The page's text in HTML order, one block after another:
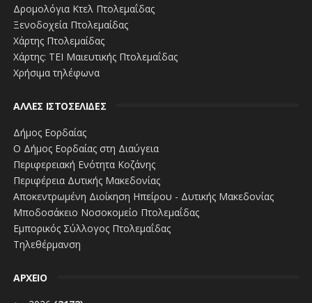
Δρομολόγια Κτελ Πτολεμαΐδας
Ξενοδοχεία Πτολεμαίδας
Χάρτης Πτολεμαίδας
Χάρτης: ΤΕΙ Μαιευτικής Πτολεμαΐδας
Χρήσιμα τηλέφωνα
ΑΛΛΕΣ ΙΣΤΟΣΕΛΙΔΕΣ
Δήμος Εορδαίας
Ο Δήμος Εορδαίας στη Διαύγεια
Περιφερειακή Ενότητα Κοζάνης
Περιφέρεια Δυτικής Μακεδονίας
Αποκεντρωμένη Διοίκηση Ηπείρου - Δυτικής Μακεδονίας
Μποδοσάκειο Νοσοκομείο Πτολεμαΐδας
Εμπορικός Σύλλογος Πτολεμαΐδας
Τηλεθέρμανση
ΑΡΧΕΙΟ